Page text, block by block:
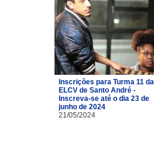
Inscrições para Turma 11 da
ELCV de Santo André -
Inscreva-se até o dia 23 de
junho de 2024
21/05/2024